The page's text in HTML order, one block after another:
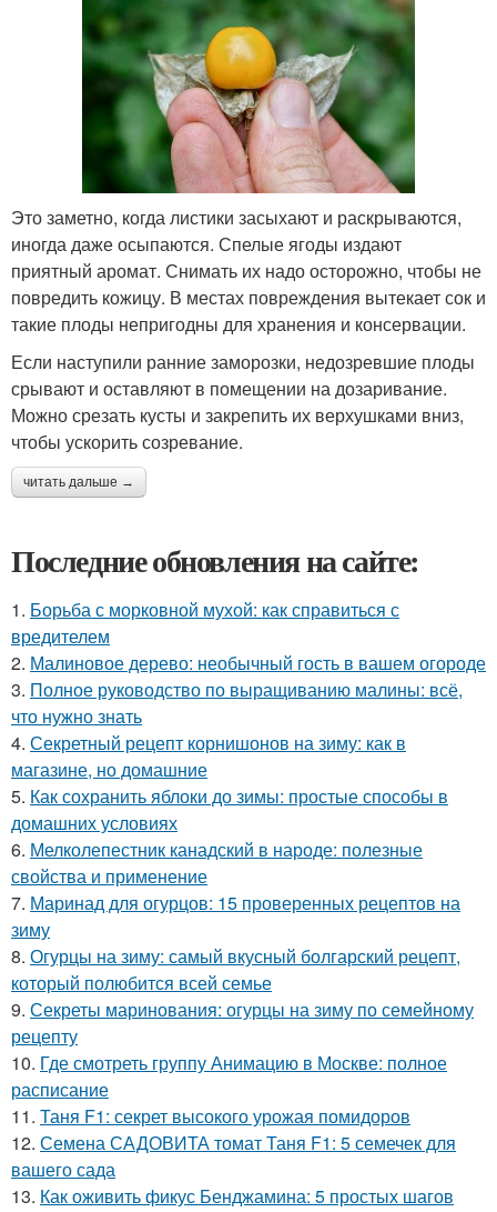
Это заметно, когда листики засыхают и раскрываются,
иногда даже осыпаются. Спелые ягоды издают
приятный аромат. Снимать их надо осторожно, чтобы не
повредить кожицу. В местах повреждения вытекает сок и
такие плоды непригодны для хранения и консервации.
Если наступили ранние заморозки, недозревшие плоды
срывают и оставляют в помещении на дозаривание.
Можно срезать кусты и закрепить их верхушками вниз,
чтобы ускорить созревание.
читать дальше →
Последние обновления на сайте:
1. Борьба с морковной мухой: как справиться с
вредителем
2. Малиновое дерево: необычный гость в вашем огороде
3. Полное руководство по выращиванию малины: всё,
что нужно знать
4. Секретный рецепт корнишонов на зиму: как в
магазине, но домашние
5. Как сохранить яблоки до зимы: простые способы в
домашних условиях
6. Мелколепестник канадский в народе: полезные
свойства и применение
7. Маринад для огурцов: 15 проверенных рецептов на
зиму
8. Огурцы на зиму: самый вкусный болгарский рецепт,
который полюбится всей семье
9. Секреты маринования: огурцы на зиму по семейному
рецепту
10. Где смотреть группу Анимацию в Москве: полное
расписание
11. Таня F1: секрет высокого урожая помидоров
12. Семена САДОВИТА томат Таня F1: 5 семечек для
вашего сада
13. Как оживить фикус Бенджамина: 5 простых шагов